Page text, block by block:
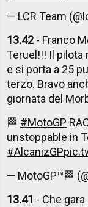
— LCR Team
13.42 - Franco
Teruel!!! Il pilota
e si porta a 25
terzo. Bravo
giornata del
🏁 #MotoGP
unstoppable in
#AlcanizGP
— MotoGP™🏁
13.41 - Che